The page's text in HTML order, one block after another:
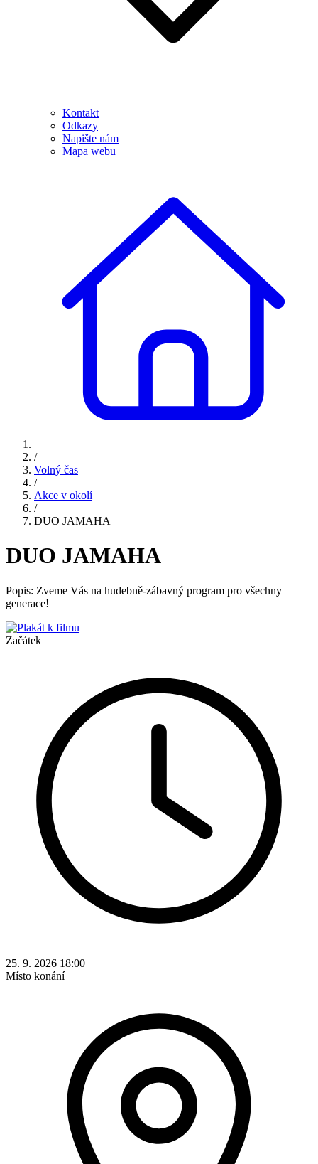
Kontakt
Odkazy
Napište nám
Mapa webu
/
Volný čas
/
Akce v okolí
/
DUO JAMAHA
DUO JAMAHA
Popis: Zveme Vás na hudebně-zábavný program pro všechny
generace!
Začátek
25. 9. 2026 18:00
Místo konání